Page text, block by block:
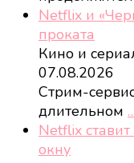
Netflix и
проката
Кино и
07.08.2026
Стрим-
длительном
Netflix
окну